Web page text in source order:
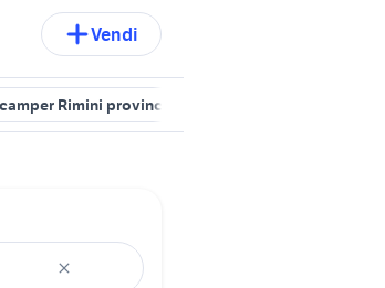
Vendi
Rimini provincia